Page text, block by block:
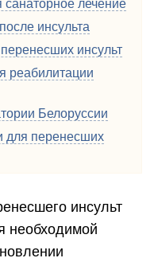
санаторное лечение
инсульта
инсульт
реабилитации
Белоруссии
для перенесших
инсульт
необходимой